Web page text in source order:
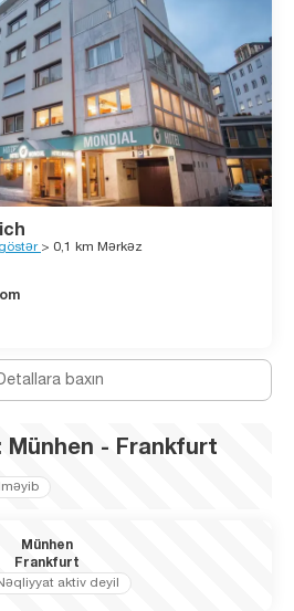
> 0,1 km Mərkəz
baxın
Münhen - Frankfurt
Münhen
Frankfurt
aktiv deyil